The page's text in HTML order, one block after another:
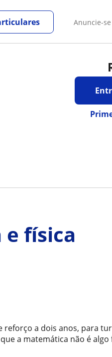
Anuncie-se
física
a dois anos, para
a matemática não é